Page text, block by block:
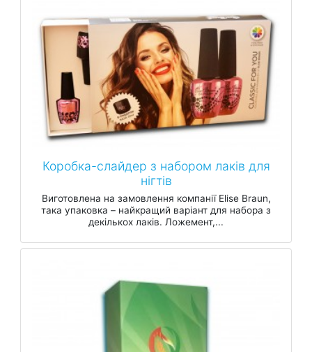
Коробка-слайдер з набором лаків для
нігтів
Виготовлена на замовлення компанії Elise Braun,
така упаковка – найкращий варіант для набора з
декількох лаків. Ложемент,...